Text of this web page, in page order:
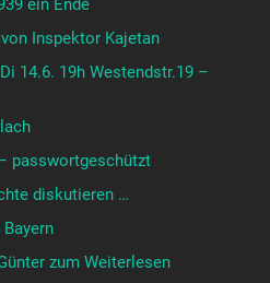
ein Ende
Inspektor Kajetan
14.6. 19h Westendstr.19 –
passwortgeschützt
diskutieren …
zum Weiterlesen